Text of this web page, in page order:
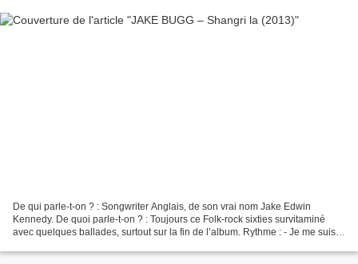
De qui parle-t-on ? : Songwriter Anglais, de son vrai nom Jake Edwin
Kennedy. De quoi parle-t-on ? : Toujours ce Folk-rock sixties survitaminé
avec quelques ballades, surtout sur la fin de l’album. Rythme : - Je me suis